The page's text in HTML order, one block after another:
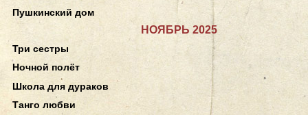
Пушкинский дом
НОЯБРЬ 2025
Три сестры
Ночной полёт
Школа для дураков
Танго любви